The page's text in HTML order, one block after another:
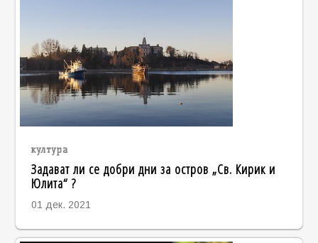
култура
Задават ли се добри дни за остров „Св. Кирик и
Юлита“ ?
01 дек. 2021